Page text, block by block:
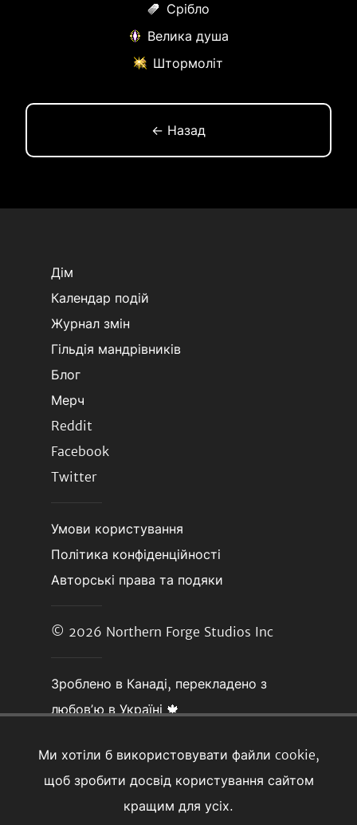
Ми хотіли б використовувати файли cookie,
щоб зробити досвід користування сайтом
кращим для усіх.
Срібло
Велика душа
Штормоліт
← Назад
Дім
Календар подій
Журнал змін
Гільдія мандрівників
Блог
Мерч
Reddit
Facebook
Twitter
Умови користування
Політика конфіденційності
Авторські права та подяки
© 2026 Northern Forge Studios Inc
Зроблено в Канаді, перекладено з
любовʼю в Україні 🍁